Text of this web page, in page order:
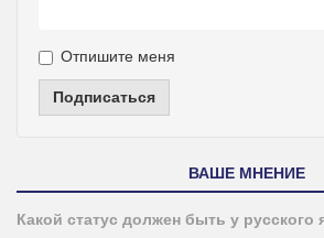
Отпишите меня
Подписаться
ВАШЕ МНЕНИЕ
Какой статус должен быть у русского